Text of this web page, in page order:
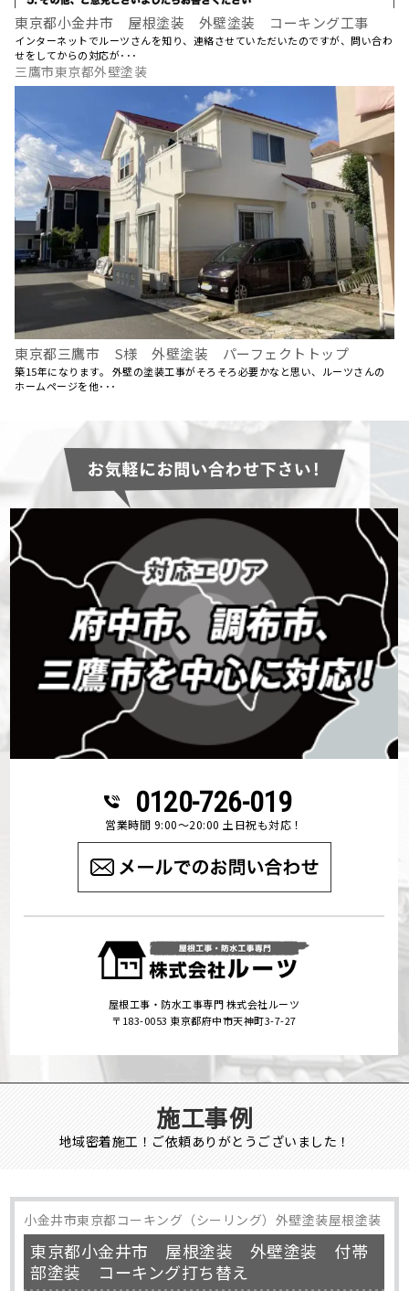
東京都小金井市 屋根塗装 外壁塗装 コーキング工事
インターネットでルーツさんを知り、連絡させていただいたのですが、問い合わ
せをしてからの対応が･･･
三鷹市東京都外壁塗装
東京都三鷹市 S様 外壁塗装 パーフェクトトップ
築15年になります。 外壁の塗装工事がそろそろ必要かなと思い、ルーツさんの
ホームページを他･･･
0120-726-019
営業時間 9:00～20:00 土日祝も対応！
屋根工事・防水工事専門 株式会社ルーツ
〒183-0053 東京都府中市天神町3-7-27
施工事例
地域密着施工！ご依頼ありがとうございました！
小金井市東京都コーキング（シーリング）外壁塗装屋根塗装
東京都小金井市 屋根塗装 外壁塗装 付帯
部塗装 コーキング打ち替え